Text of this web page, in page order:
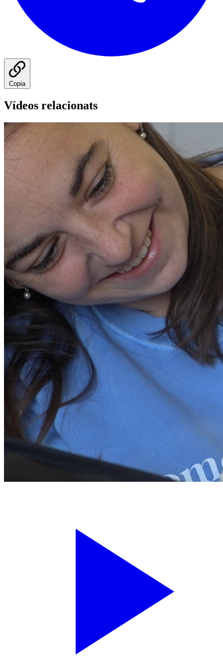
Copia
Vídeos relacionats